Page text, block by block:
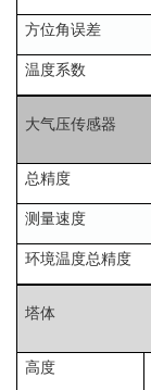
方位角误差
温度系数
大气压传感器
总精度
测量速度
环境温度总精度
塔体
高度